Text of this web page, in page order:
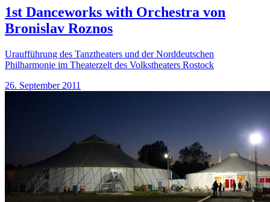
1st Danceworks with Orchestra von
Bronislav Roznos
Uraufführung des Tanztheaters und der Norddeutschen
Philharmonie im Theaterzelt des Volkstheaters Rostock
26. September 2011